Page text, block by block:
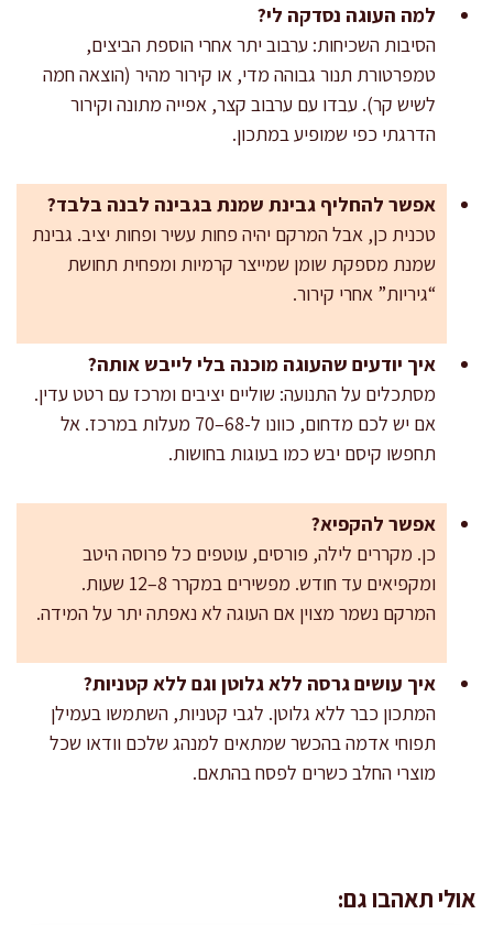
למה העוגה נסדקה לי?
הסיבות השכיחות: ערבוב יתר אחרי הוספת הביצים,
טמפרטורת תנור גבוהה מדי, או קירור מהיר (הוצאה חמה
לשיש קר). עבדו עם ערבוב קצר, אפייה מתונה וקירור
הדרגתי כפי שמופיע במתכון.
אפשר להחליף גבינת שמנת בגבינה לבנה בלבד?
טכנית כן, אבל המרקם יהיה פחות עשיר ופחות יציב. גבינת
שמנת מספקת שומן שמייצר קרמיות ומפחית תחושת
“גיריות” אחרי קירור.
איך יודעים שהעוגה מוכנה בלי לייבש אותה?
מסתכלים על התנועה: שוליים יציבים ומרכז עם רטט עדין.
אם יש לכם מדחום, כוונו ל-68–70 מעלות במרכז. אל
תחפשו קיסם יבש כמו בעוגות בחושות.
אפשר להקפיא?
כן. מקררים לילה, פורסים, עוטפים כל פרוסה היטב
ומקפיאים עד חודש. מפשירים במקרר 8–12 שעות.
המרקם נשמר מצוין אם העוגה לא נאפתה יתר על המידה.
איך עושים גרסה ללא גלוטן וגם ללא קטניות?
המתכון כבר ללא גלוטן. לגבי קטניות, השתמשו בעמילן
תפוחי אדמה בהכשר שמתאים למנהג שלכם וודאו שכל
מוצרי החלב כשרים לפסח בהתאם.
אולי תאהבו גם: